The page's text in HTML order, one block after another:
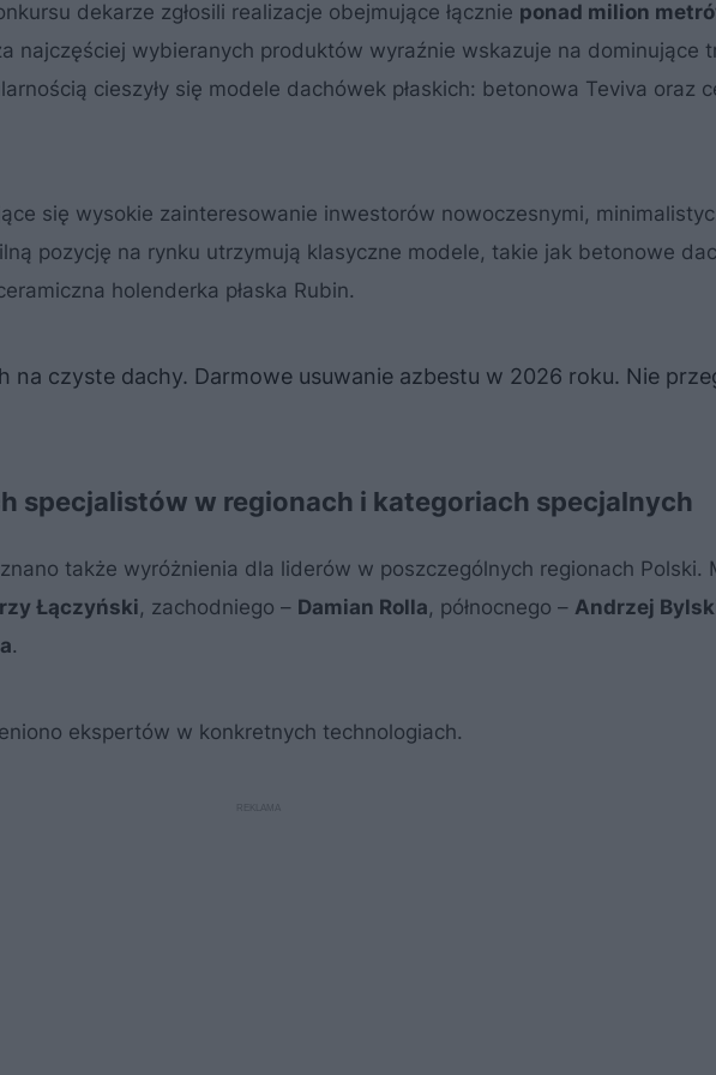
dekarze zgłosili realizacje obejmujące łącznie ponad milion
najczęściej wybieranych produktów wyraźnie wskazuje na dominujące
cieszyły się modele dachówek płaskich: betonowa Teviva oraz
się wysokie zainteresowanie inwestorów nowoczesnymi,
pozycję na rynku utrzymują klasyczne modele, takie jak betonowe
holenderka płaska Rubin.
na czyste dachy. Darmowe usuwanie azbestu w 2026 roku. Nie
specjalistów w regionach i kategoriach specjalnych
także wyróżnienia dla liderów w poszczególnych regionach Polski.
Łączyński, zachodniego – Damian Rolla, północnego – Andrzej
.
ekspertów w konkretnych technologiach.